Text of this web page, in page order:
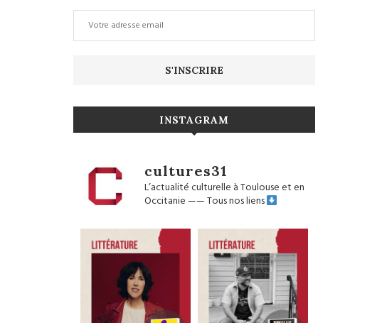
INSTAGRAM
cultures31
L’actualité culturelle à Toulouse et en
Occitanie——Tous nos liens